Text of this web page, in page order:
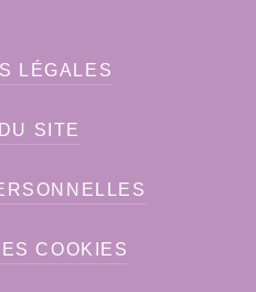
LÉGALES
SITE
COOKIES